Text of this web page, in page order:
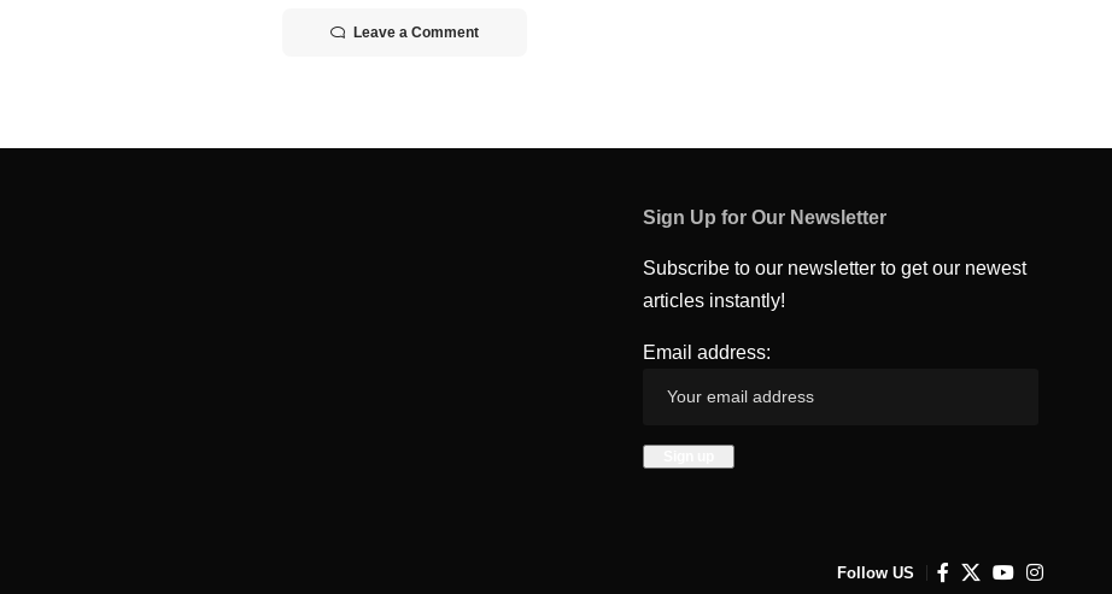
Leave a Comment
Sign Up for Our Newsletter
Subscribe to our newsletter to get our newest
articles instantly!
Email address:
Follow US